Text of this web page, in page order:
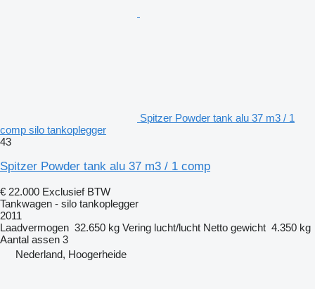
Spitzer Powder tank alu 37 m3 / 1
comp silo tankoplegger
43
Spitzer Powder tank alu 37 m3 / 1 comp
€ 22.000 Exclusief BTW
Tankwagen - silo tankoplegger
2011
Laadvermogen 32.650 kg Vering lucht/lucht Netto gewicht 4.350 kg
Aantal assen 3
Nederland, Hoogerheide